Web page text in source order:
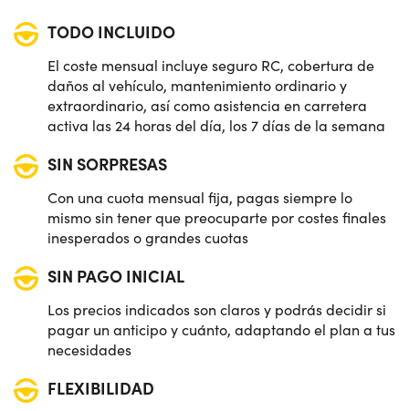
TODO INCLUIDO
El coste mensual incluye seguro RC, cobertura de
daños al vehículo, mantenimiento ordinario y
extraordinario, así como asistencia en carretera
activa las 24 horas del día, los 7 días de la semana
SIN SORPRESAS
Con una cuota mensual fija, pagas siempre lo
mismo sin tener que preocuparte por costes finales
inesperados o grandes cuotas
SIN PAGO INICIAL
Los precios indicados son claros y podrás decidir si
pagar un anticipo y cuánto, adaptando el plan a tus
necesidades
FLEXIBILIDAD